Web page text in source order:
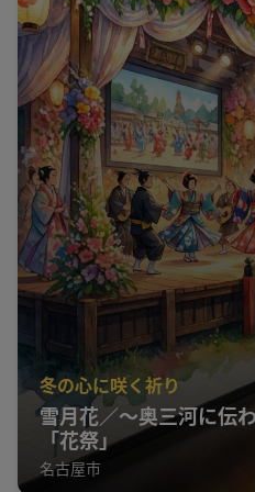
冬の心に咲く祈り
雪月花／～奥三河に伝
「花祭」
名古屋市